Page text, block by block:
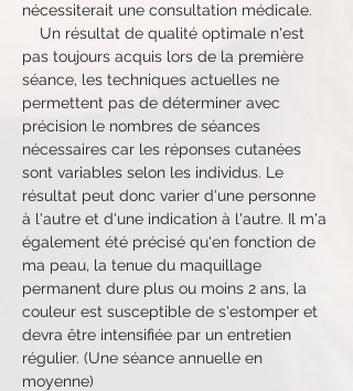
nécessiterait une consultation médicale.
Un résultat de qualité optimale n'est
pas toujours acquis lors de la première
séance, les techniques actuelles ne
permettent pas de déterminer avec
précision le nombres de séances
nécessaires car les réponses cutanées
sont variables selon les individus. Le
résultat peut donc varier d'une personne
à l'autre et d'une indication à l'autre. Il m'a
également été précisé qu'en fonction de
ma peau, la tenue du maquillage
permanent dure plus ou moins 2 ans, la
couleur est susceptible de s'estomper et
devra être intensifiée par un entretien
régulier. (Une séance annuelle en
moyenne)